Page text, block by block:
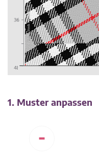
1. Muster anpassen
-